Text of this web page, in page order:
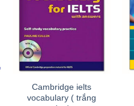
Cambridge ielts
vocabulary ( trắng